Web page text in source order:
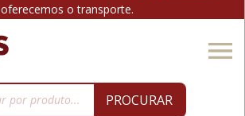
oferecemos o transporte.
PROCURAR